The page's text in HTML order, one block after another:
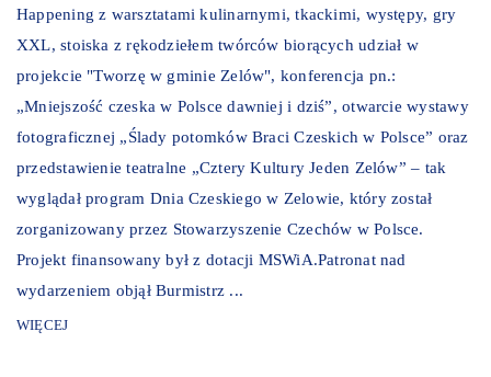
Happening z warsztatami kulinarnymi, tkackimi, występy, gry
XXL, stoiska z rękodziełem twórców biorących udział w
projekcie "Tworzę w gminie Zelów", konferencja pn.:
„Mniejszość czeska w Polsce dawniej i dziś”, otwarcie wystawy
fotograficznej „Ślady potomków Braci Czeskich w Polsce” oraz
przedstawienie teatralne „Cztery Kultury Jeden Zelów” – tak
wyglądał program Dnia Czeskiego w Zelowie, który został
zorganizowany przez Stowarzyszenie Czechów w Polsce.
Projekt finansowany był z dotacji MSWiA.Patronat nad
wydarzeniem objął Burmistrz ...
WIĘCEJ